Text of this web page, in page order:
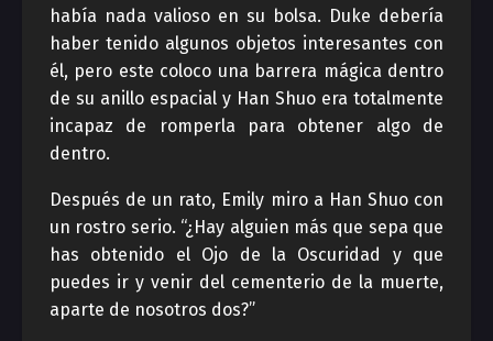
había nada valioso en su bolsa. Duke debería
haber tenido algunos objetos interesantes con
él, pero este coloco una barrera mágica dentro
de su anillo espacial y Han Shuo era totalmente
incapaz de romperla para obtener algo de
dentro.
Después de un rato, Emily miro a Han Shuo con
un rostro serio. “¿Hay alguien más que sepa que
has obtenido el Ojo de la Oscuridad y que
puedes ir y venir del cementerio de la muerte,
aparte de nosotros dos?”